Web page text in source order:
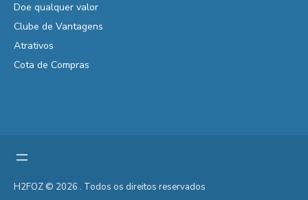
Doe qualquer valor
Clube de Vantagens
Atrativos
Cota de Compras
H2FOZ © 2026 . Todos os direitos reservados